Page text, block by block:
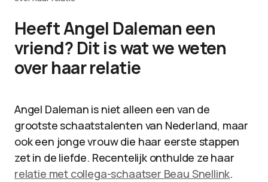
Heeft Angel Daleman een
vriend? Dit is wat we weten
over haar relatie
Angel Daleman is niet alleen een van de
grootste schaatstalenten van Nederland, maar
ook een jonge vrouw die haar eerste stappen
zet in de liefde. Recentelijk onthulde ze haar
relatie met collega-schaatser Beau Snellink.